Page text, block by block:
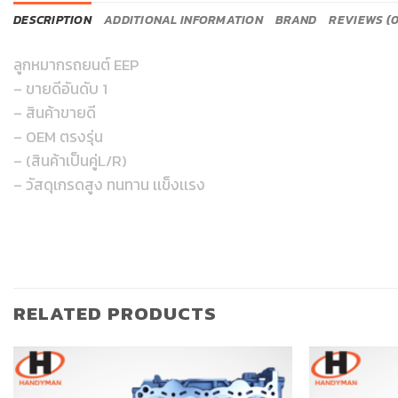
DESCRIPTION ADDITIONAL INFORMATION BRAND REVIEWS
ลูกหมากรถยนต์ EEP
– ขายดีอันดับ 1
– สินค้าขายดี
– OEM ตรงรุ่น
– (สินค้าเป็นคู่L/R)
– วัสดุเกรดสูง ทนทาน เเข็งเเรง
RELATED PRODUCTS